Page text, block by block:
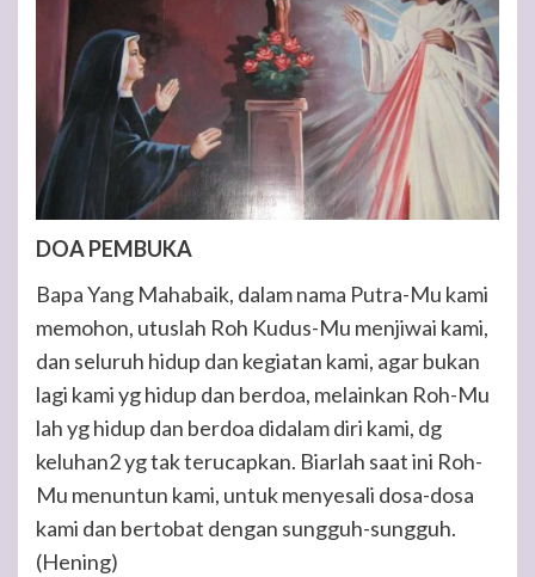
DOA PEMBUKA
Bapa Yang Mahabaik, dalam nama Putra-Mu kami
memohon, utuslah Roh Kudus-Mu menjiwai kami,
dan seluruh hidup dan kegiatan kami, agar bukan
lagi kami yg hidup dan berdoa, melainkan Roh-Mu
lah yg hidup dan berdoa didalam diri kami, dg
keluhan2 yg tak terucapkan. Biarlah saat ini Roh-
Mu menuntun kami, untuk menyesali dosa-dosa
kami dan bertobat dengan sungguh-sungguh.
(Hening)